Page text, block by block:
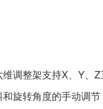
调整架支持X、Y、
旋转角度的手动调